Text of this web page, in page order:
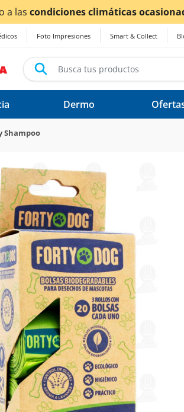
climáticas ocasionadas por las
Foto Impresiones Smart & Collect
Dermo
Shampoo